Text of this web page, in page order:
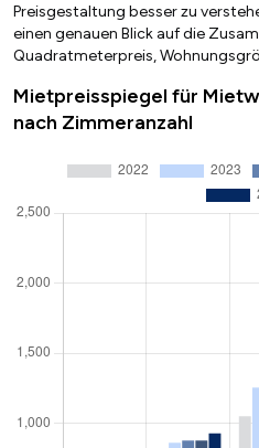
Preisgestaltung besser zu
einen genauen Blick auf die
Quadratmeterpreis,
Mietpreisspiegel für
nach Zimmeranzahl